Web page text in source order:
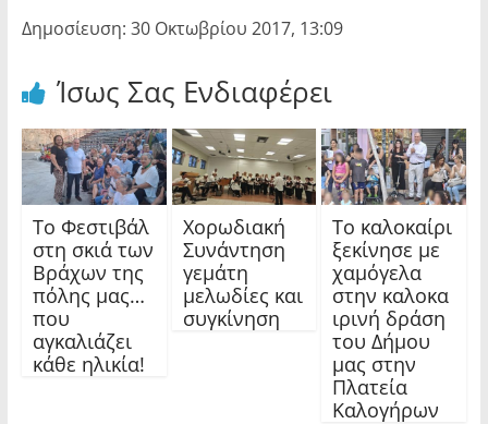
Δημοσίευση: 30 Οκτωβρίου 2017, 13:09
Ίσως Σας Ενδιαφέρει
Το Φεστιβάλ
στη σκιά των
Βράχων της
πόλης μας…
που
αγκαλιάζει
κάθε ηλικία!
Χορωδιακή
Συνάντηση
γεμάτη
μελωδίες και
συγκίνηση
Το καλοκαίρι
ξεκίνησε με
χαμόγελα
στην καλοκα
ιρινή δράση
του Δήμου
μας στην
Πλατεία
Καλογήρων